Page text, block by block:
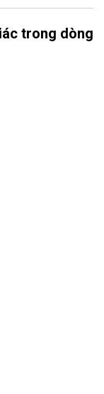
trong dòng